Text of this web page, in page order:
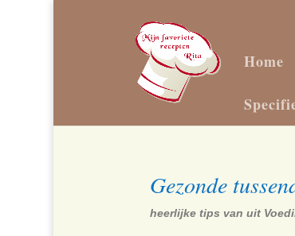
Home
Gezonde
heerlijke tips van uit